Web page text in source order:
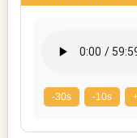
-30s -10s